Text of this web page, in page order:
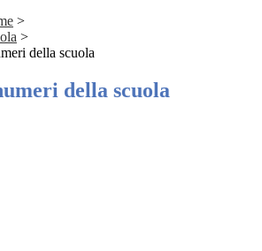
>
>
della scuola
della scuola